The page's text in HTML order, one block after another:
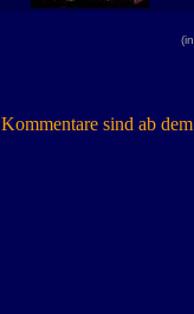
Kommentare sind ab